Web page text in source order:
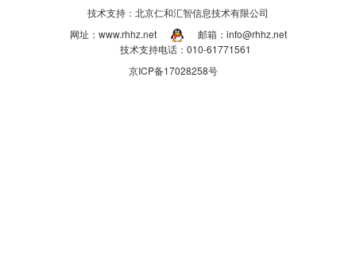
技术支持：北京仁和汇智信息技术有限公司
网址：www.rhhz.net
邮箱：info@rhhz.net
技术支持电话：010-61771561
京ICP备17028258号